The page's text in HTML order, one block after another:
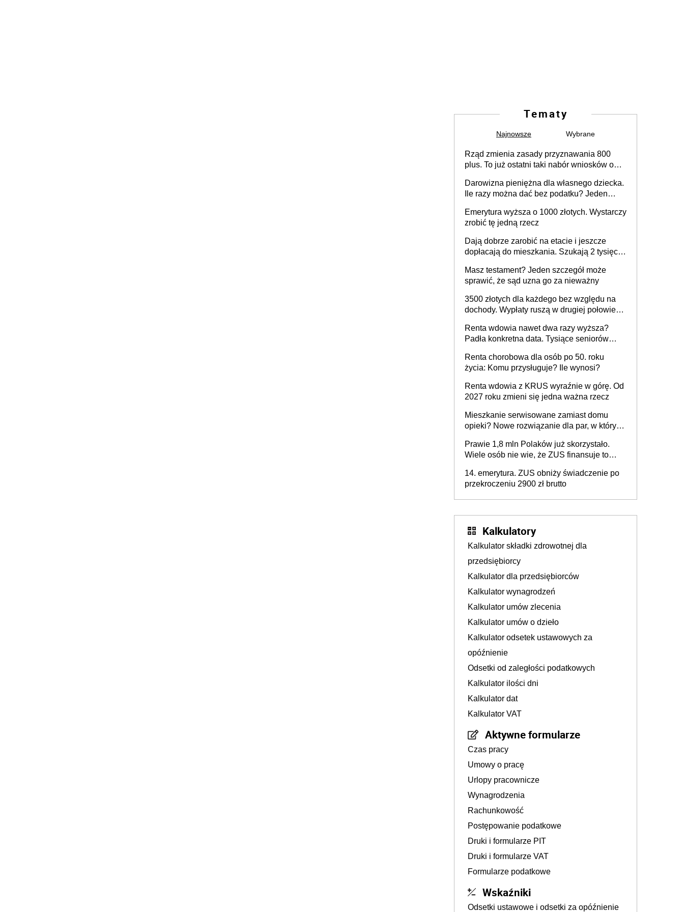
Tematy
Najnowsze Wybrane
Rząd zmienia zasady przyznawania 800
plus. To już ostatni taki nabór wniosków o
Darowizna pieniężna dla własnego dziecka.
Ile razy można dać bez podatku? Jeden
Emerytura wyższa o 1000 złotych. Wystarczy
zrobić tę jedną rzecz
Dają dobrze zarobić na etacie i jeszcze
dopłacają do mieszkania. Szukają 2 tysięcy
Masz testament? Jeden szczegół może
sprawić, że sąd uzna go za nieważny
3500 złotych dla każdego bez względu na
dochody. Wypłaty ruszą w drugiej połowie
Renta wdowia nawet dwa razy wyższa?
Padła konkretna data. Tysiące seniorów
Renta chorobowa dla osób po 50. roku
życia: Komu przysługuje? Ile wynosi?
Renta wdowia z KRUS wyraźnie w górę. Od
2027 roku zmieni się jedna ważna rzecz
Mieszkanie serwisowane zamiast domu
opieki? Nowe rozwiązanie dla par, w których
demencję
Prawie 1,8 mln Polaków już skorzystało.
Wiele osób nie wie, że ZUS finansuje to
14. emerytura. ZUS obniży świadczenie po
przekroczeniu 2900 zł brutto
Kalkulatory
Kalkulator składki zdrowotnej dla
przedsiębiorcy
Kalkulator dla przedsiębiorców
Kalkulator wynagrodzeń
Kalkulator umów zlecenia
Kalkulator umów o dzieło
Kalkulator odsetek ustawowych za
opóźnienie
Odsetki od zaległości podatkowych
Kalkulator ilości dni
Kalkulator dat
Kalkulator VAT
Aktywne formularze
Czas pracy
Umowy o pracę
Urlopy pracownicze
Wynagrodzenia
Rachunkowość
Postępowanie podatkowe
Druki i formularze PIT
Druki i formularze VAT
Formularze podatkowe
Wskaźniki
Odsetki ustawowe i odsetki za opóźnienie